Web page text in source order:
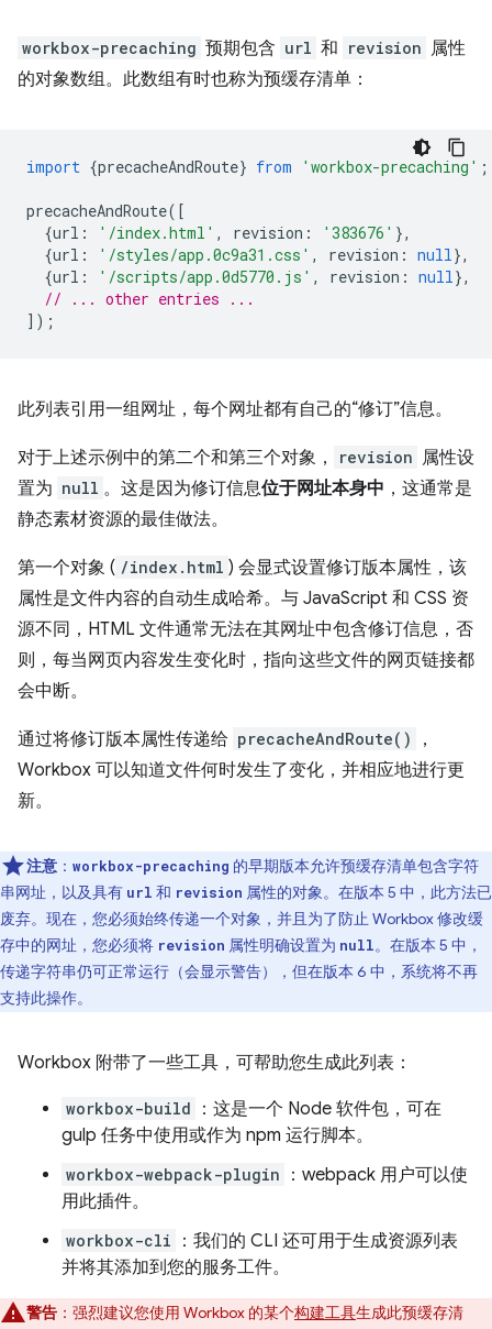
workbox-precaching 预期包含 url 和 revision 属性
的对象数组。此数组有时也称为预缓存清单：
import {precacheAndRoute} from 'workbox-precaching' ;
precacheAndRoute([
{url : '/index.html' , revision : '383676' },
{url : '/styles/app.0c9a31.css' , revision : null},
{url : '/scripts/app.0d5770.js' , revision : null},
// ... other entries ...
]);
此列表引用一组网址，每个网址都有自己的“修订”信息。
对于上述示例中的第二个和第三个对象， revision 属性设
置为 null 。这是因为修订信息位于网址本身中 ，这通常是
静态素材资源的最佳做法。
第一个对象 ( /index.html ) 会显式设置修订版本属性，该
属性是文件内容的自动生成哈希。与 JavaScript 和 CSS 资
源不同，HTML 文件通常无法在其网址中包含修订信息，否
则，每当网页内容发生变化时，指向这些文件的网页链接都
会中断。
通过将修订版本属性传递给 precacheAndRoute()
，
Workbox 可以知道文件何时发生了变化，并相应地进行更
新。
注意 ： workbox-precaching 的早期版本允许预缓存清单包含字符
串网址，以及具有 url 和 revision 属性的对象。在版本 5 中，此方法已
废弃。现在，您必须始终传递一个对象，并且为了防止 Workbox 修改缓
存中的网址，您必须将 revision 属性明确设置为 null。在版本 5 中，
传递字符串仍可正常运行（会显示警告），但在版本 6 中，系统将不再
支持此操作。
Workbox 附带了一些工具，可帮助您生成此列表：
workbox-build
：这是一个 Node 软件包，可在
gulp 任务中使用或作为 npm 运行脚本。
workbox-webpack-plugin
：webpack 用户可以使
用此插件。
workbox-cli
：我们的 CLI 还可用于生成资源列表
并将其添加到您的服务工件。
警告 ：强烈建议您使用 Workbox 的某个构建工具生成此预缓存清